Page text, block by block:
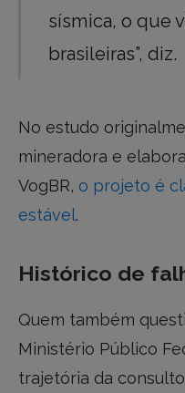
sísmica, o que
brasileiras”, diz.
No estudo
mineradora e
VogBR, o projeto é
estável.
Histórico de
Quem também
Ministério Público
trajetória da